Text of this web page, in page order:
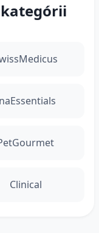
Clinical